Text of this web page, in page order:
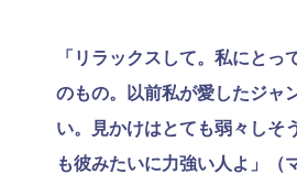
「リラックスして。私にとっ
のもの。以前私が愛したジャ
い。見かけはとても弱々しそ
も彼みたいに力強い人よ」（